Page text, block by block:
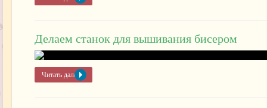
Делаем станок для вышивания бисером
Читать далее »